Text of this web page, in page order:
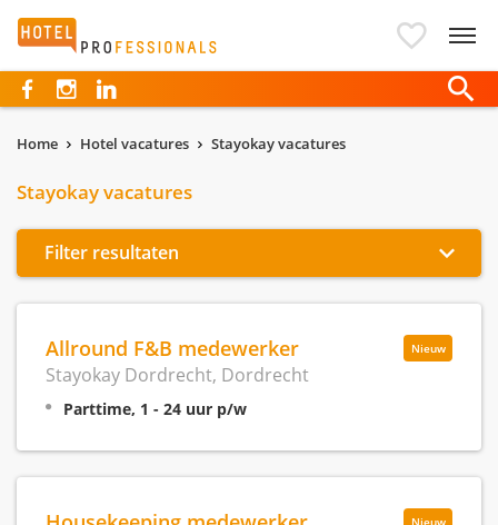
Hotelprofessionals
Home Hotel vacatures Stayokay vacatures
Stayokay vacatures
Filter resultaten
Nieuw
Allround F&B medewerker
Stayokay Dordrecht, Dordrecht
Parttime, 1 - 24 uur p/w
Nieuw